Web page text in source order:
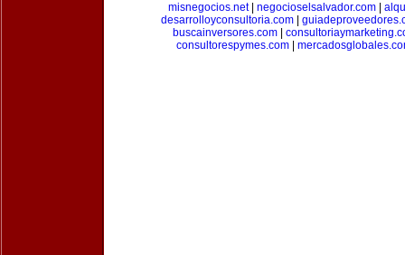
misnegocios.net| negocioselsalvador.com|
desarrolloyconsultoria.com
buscainversores.com|
consultorespymes.com